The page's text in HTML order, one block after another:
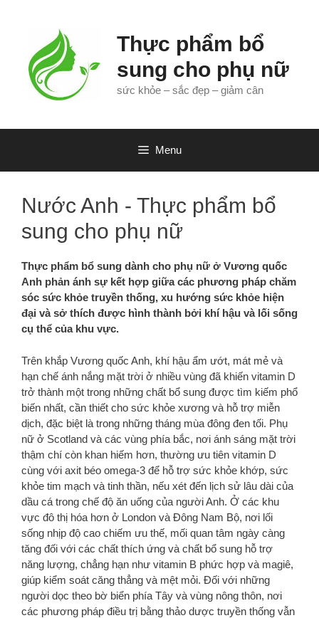
Thực phẩm bổ
sung cho phụ nữ
sức khỏe – sắc đẹp – giảm cân
Menu
Nước Anh - Thực phẩm bổ
sung cho phụ nữ
Thực phẩm bổ sung dành cho phụ nữ ở Vương quốc
Anh phản ánh sự kết hợp giữa các phương pháp chăm
sóc sức khỏe truyền thống, xu hướng sức khỏe hiện
đại và sở thích được hình thành bởi khí hậu và lối sống
cụ thể của khu vực.
Trên khắp Vương quốc Anh, khí hậu ẩm ướt, mát mẻ và
hạn chế ánh nắng mặt trời ở nhiều vùng đã khiến vitamin D
trở thành một trong những chất bổ sung được tìm kiếm phổ
biến nhất, cần thiết cho sức khỏe xương và hỗ trợ miễn
dịch, đặc biệt là trong những tháng mùa đông đen tối. Phụ
nữ ở Scotland và các vùng phía bắc, nơi ánh sáng mặt trời
thậm chí còn khan hiếm hơn, thường ưu tiên vitamin D
cùng với axit béo omega-3 để hỗ trợ sức khỏe khớp, sức
khỏe tim mạch và tinh thần, nếu xét đến lịch sử lâu dài của
dầu cá trong chế độ ăn uống của người Anh. Ở các khu
vực đô thị hóa hơn ở London và Đông Nam Bộ, nơi lối
sống nhịp độ cao chiếm ưu thế, mối quan tâm ngày càng
tăng đối với các chất thích ứng và chất bổ sung hỗ trợ
năng lượng, chẳng hạn như vitamin B phức hợp và magiê,
giúp kiểm soát căng thẳng và mệt mỏi. Đối với những
người dọc theo bờ biển phía Tây và vùng nông thôn, nơi
các phương pháp điều trị bằng thảo dược truyền thống vẫn